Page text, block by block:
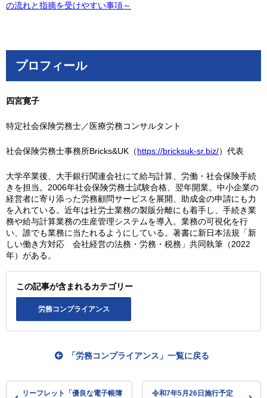
の流れと指摘を受けやすい事項～
プロフィール
四宮寛子
特定社会保険労務士／医療労務コンサルタント
社会保険労務士事務所Bricks&UK（https://bricksuk-sr.biz/）代表
大学卒業後、大手銀行関連会社にて給与計算、労働・社会保険手続
きを担当。2006年社会保険労務士試験合格、翌年開業。中小企業の
経営者に寄り添った労務顧問サービスを展開、助成金の申請にも力
を入れている。近年は社労士業務の製販分離にも着手し、手続き業
務や給与計算業務の生産管理システムを導入。業務の可視化を行
い、誰でも業務に当たれるようにしている。著書に新日本法規「新
しい働き方対応 会社経営の法務・労務・税務」共同執筆（2022
年）がある。
この記事が含まれるカテゴリー
労務コンプライアンス
リーフレット「優良な電子帳簿
「労務コンプライアンス」一覧に戻る
令和7年5月26日施行予定